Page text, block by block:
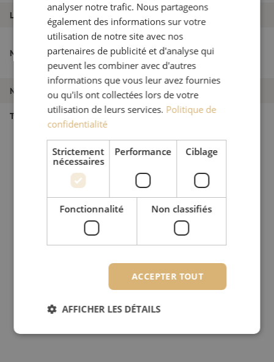
Lasbeschermer Rétrécissement
Nom de l'article
Les protections d'épissure thermo-
rétractables, 45x2.5mm, sachet 25pcs,
Corning
Numéro d'article M00003512
Type de produit Lasbeschermers
analyser notre trafic. Nous partageons
également des informations sur votre
utilisation de notre site avec nos
partenaires de publicité et d'analyse qui
peuvent les combiner avec d'autres
informations que vous leur avez fournies
ou qu'ils ont collectées lors de votre
utilisation de leurs services. Politique de
confidentialité
Strictement
nécessaires
Performance Ciblage
Fonctionnalité Non classifiés
ACCEPTER TOUT
AFFICHER LES DÉTAILS